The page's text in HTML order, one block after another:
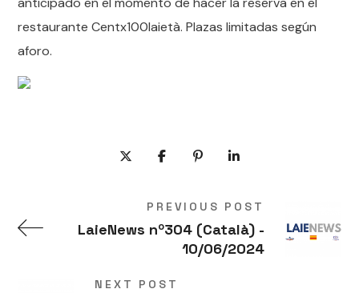
restaurante Centx100laietà. Plazas limitadas según
aforo.
PREVIOUS POST
LaieNews nº304 (Català) -
10/06/2024
NEXT POST